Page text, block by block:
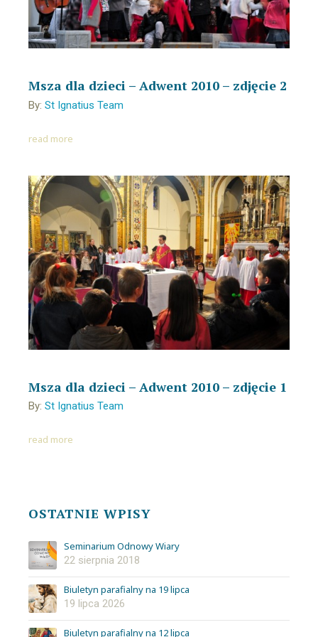
Msza dla dzieci – Adwent 2010 – zdjęcie 2
By: St Ignatius Team
read more
Msza dla dzieci – Adwent 2010 – zdjęcie 1
By: St Ignatius Team
read more
OSTATNIE WPISY
Seminarium Odnowy Wiary
22 sierpnia 2018
Biuletyn parafialny na 19 lipca
19 lipca 2026
Biuletyn parafialny na 12 lipca